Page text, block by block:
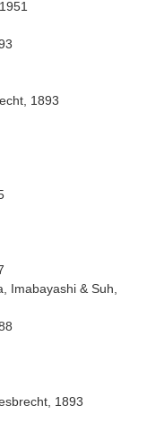
1893
Imabayashi & Suh,
1893